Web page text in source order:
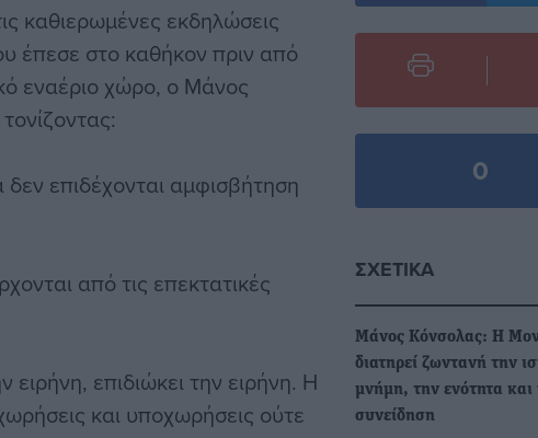
καθιερωμένες εκδηλώσεις
έπεσε στο καθήκον πριν από
εναέριο χώρο, ο Μάνος
επιδέχονται αμφισβήτηση
από τις επεκτατικές
επιδιώκει την ειρήνη. Η
και υποχωρήσεις ούτε
0
ΣΧΕΤΙΚΆ
Μάνος Κόνσολας: Η
διατηρεί ζωντανή την
μνήμη, την ενότητα και
συνείδηση